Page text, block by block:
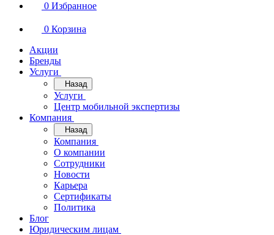
0 Избранное
0 Корзина
Акции
Бренды
Услуги
Назад
Услуги
Центр мобильной экспертизы
Компания
Назад
Компания
О компании
Сотрудники
Новости
Карьера
Сертификаты
Политика
Блог
Юридическим лицам